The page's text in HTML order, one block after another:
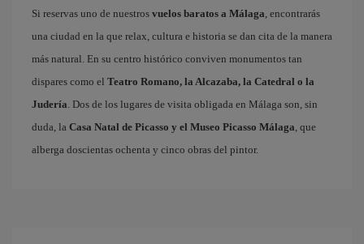
Si reservas uno de nuestros vuelos baratos a Málaga, encontrarás
una ciudad en la que relax, cultura e historia se dan cita de la manera
más natural. En su centro histórico conviven monumentos tan
dispares como el Teatro Romano, la Alcazaba, la Catedral o la
Judería. Dos de los lugares de visita obligada en Málaga son, sin
duda, la Casa Natal de Picasso y el Museo Picasso Málaga, que
alberga doscientas ochenta y cinco obras del pintor.